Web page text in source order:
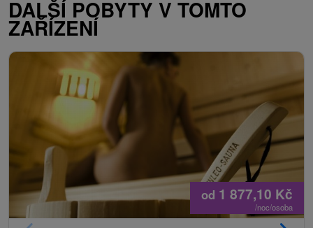
DALŠÍ POBYTY V TOMTO
ZAŘÍZENÍ
od 1 877,10 Kč
/noc/osoba